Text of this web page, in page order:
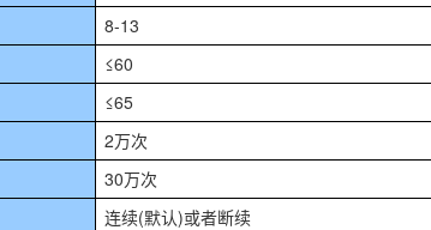
8-13
≤60
≤65
2万次
30万次
连续(默认)或者断续